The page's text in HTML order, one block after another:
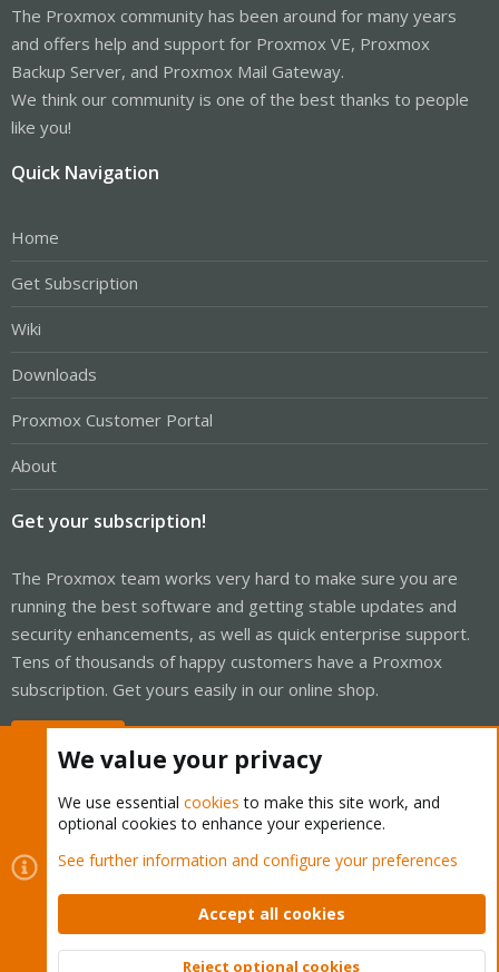
The Proxmox community has been around for many years
and offers help and support for Proxmox VE, Proxmox
Backup Server, and Proxmox Mail Gateway.
We think our community is one of the best thanks to people
like you!
Quick Navigation
Home
Get Subscription
Wiki
Downloads
Proxmox Customer Portal
About
Get your subscription!
The Proxmox team works very hard to make sure you are
running the best software and getting stable updates and
security enhancements, as well as quick enterprise support.
Tens of thousands of happy customers have a Proxmox
subscription. Get yours easily in our online shop.
Cookies
Proxmox Support Forum - Light Mode
Contact us
Terms and rules Privacy policy Help Home
Community platform by XenForo © 2010-2026 XenForo Ltd.
We value your privacy
We use essential cookies to make this site work, and
optional cookies to enhance your experience.
See further information and configure your preferences
Accept all cookies
Reject optional cookies